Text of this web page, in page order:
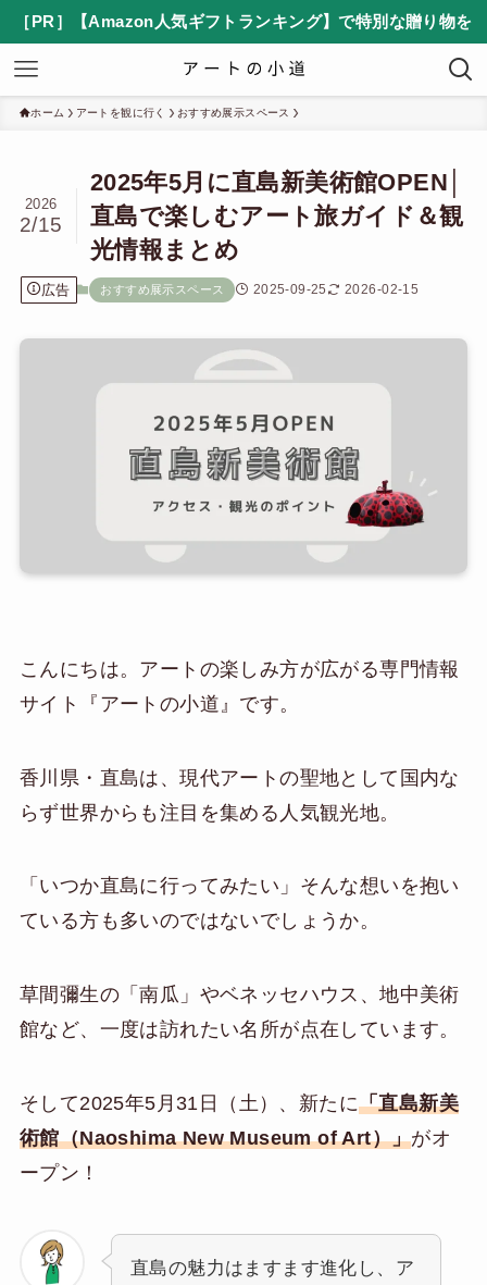
［PR］【Amazon人気ギフトランキング】で特別な贈り物を
ホーム アートを観に行く おすすめ展示スペース
2025年5月に直島新美術館OPEN│
直島で楽しむアート旅ガイド＆観
光情報まとめ
2026
2/15
広告 おすすめ展示スペース 2025-09-25 2026-02-15
こんにちは。アートの楽しみ方が広がる専門情報
サイト『アートの小道』です。
香川県・直島は、現代アートの聖地として国内な
らず世界からも注目を集める人気観光地。
「いつか直島に行ってみたい」そんな想いを抱い
ている方も多いのではないでしょうか。
草間彌生の「南瓜」やベネッセハウス、地中美術
館など、一度は訪れたい名所が点在しています。
そして2025年5月31日（土）、新たに「直島新美
術館（Naoshima New Museum of Art）」がオ
ープン！
直島の魅力はますます進化し、ア